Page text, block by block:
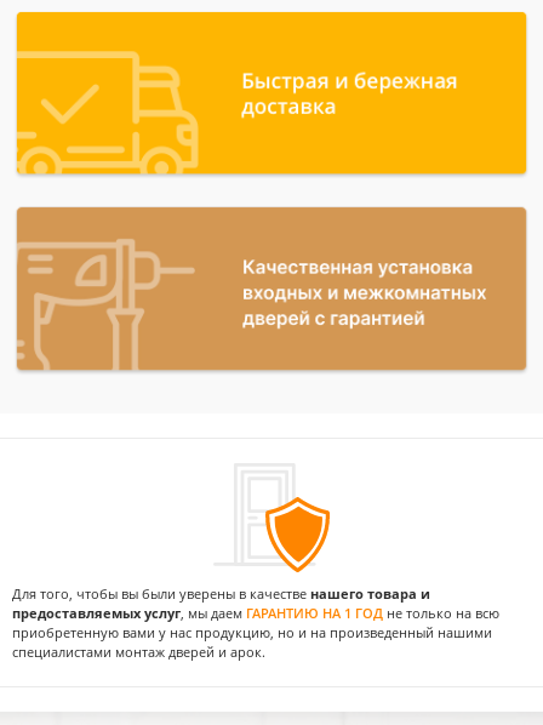
Для того, чтобы вы были уверены в качестве нашего товара и
предоставляемых услуг , мы даем ГАРАНТИЮ НА 1 ГОД не только на всю
приобретенную вами у нас продукцию, но и на произведенный нашими
специалистами монтаж дверей и арок.